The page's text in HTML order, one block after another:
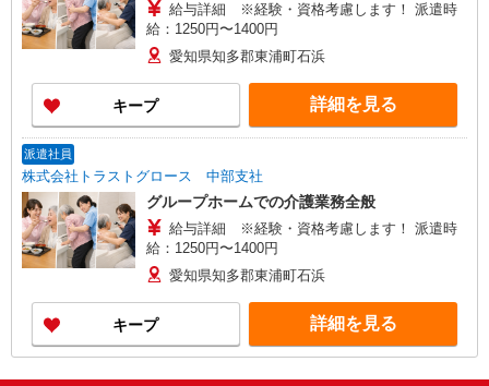
給与詳細 ※経験・資格考慮します！ 派遣時
給：1250円〜1400円
愛知県知多郡東浦町石浜
キープ 詳細を見る
派遣社員
株式会社トラストグロース 中部支社
グループホームでの介護業務全般
給与詳細 ※経験・資格考慮します！ 派遣時
給：1250円〜1400円
愛知県知多郡東浦町石浜
キープ 詳細を見る